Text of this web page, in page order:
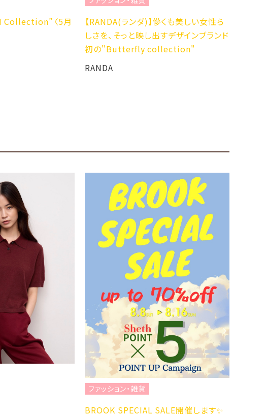
Collection”〈5月
【RANDA(ランダ)】儚くも美しい女性ら
しさを、そっと映し出すデザインブランド
初の"Butterfly collection"
RANDA
ファッション・雑貨
BROOK SPECIAL SALE開催します✨